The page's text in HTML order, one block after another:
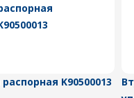
K90500013